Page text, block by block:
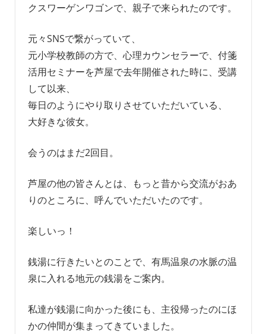
クスワーゲンワゴンで、親子で来られたのです。
元々SNSで繋がっていて、
元小学校教師の方で、心理カウンセラーで、付箋
活用セミナーを芦屋で去年開催された時に、受講
して以来、
毎日のようにやり取りさせていただいている、
大好きな彼女。
会うのはまだ2回目。
芦屋の他の皆さんとは、もっと昔から交流がおあ
りのところに、呼んでいただいたのです。
楽しいっ！
銭湯に行きたいとのことで、有馬温泉の水脈の温
泉に入れる地元の銭湯をご案内。
私達が銭湯に向かった後にも、主役帰ったのにほ
かの仲間が集まってきていました。